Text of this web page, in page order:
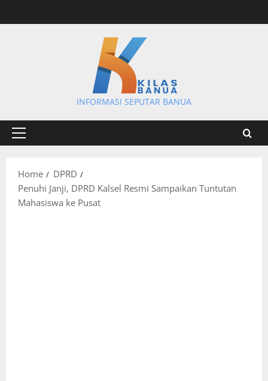
to
INFORMASI SEPUTAR BANUA
Primary
Home
DPRD
Penuhi Janji, DPRD Kalsel Resmi Sampaikan Tuntutan
Mahasiswa ke Pusat